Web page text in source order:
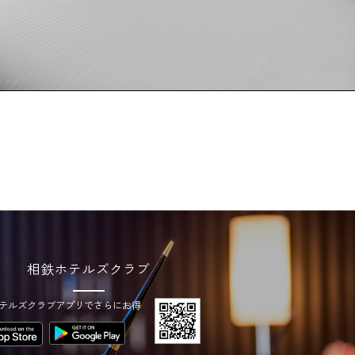
相鉄ホテルズクラブ
ルズクラブアプリでさらにお得